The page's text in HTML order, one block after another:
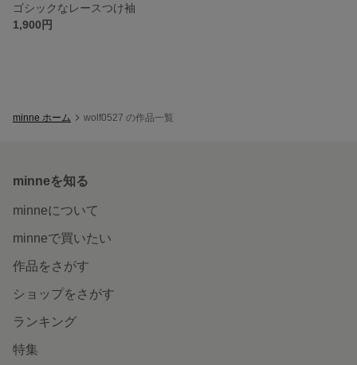
ゴシックなレースつけ袖
1,900円
minne ホーム wolf0527 の作品一覧
minneを知る
minneについて
minneで買いたい
作品をさがす
ショップをさがす
ランキング
特集